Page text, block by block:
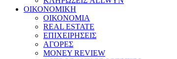
ΟΙΚΟΝΟΜΙΚΗ
ΟΙΚΟΝΟΜΙΑ
REAL ESTATE
ΕΠΙΧΕΙΡΗΣΕΙΣ
ΑΓΟΡΕΣ
MONEY REVIEW